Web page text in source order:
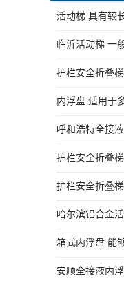
液氨液化气
定量装车系